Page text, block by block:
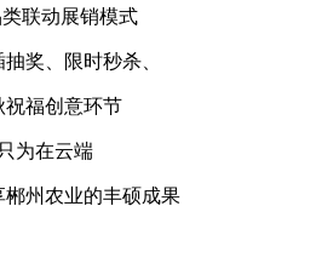
联动展销模式
奖、限时秒杀、
祝福创意环节
只为在云端
郴州农业的丰硕成果